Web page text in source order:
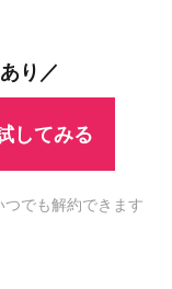
り／
してみる
でも解約できます